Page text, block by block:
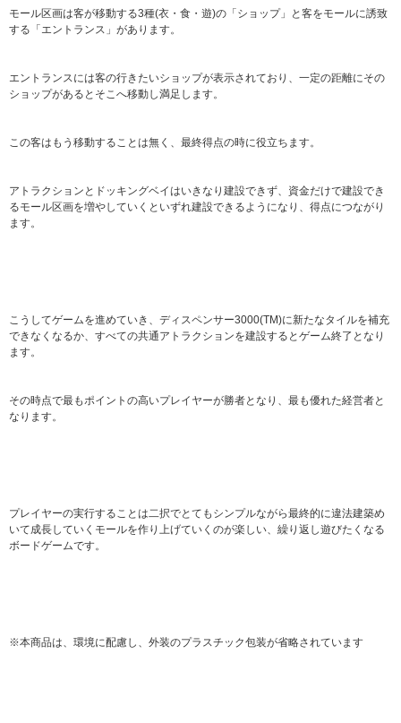
モール区画は客が移動する3種(衣・食・遊)の「ショップ」と客をモールに誘致
する「エントランス」があります。
エントランスには客の行きたいショップが表示されており、一定の距離にその
ショップがあるとそこへ移動し満足します。
この客はもう移動することは無く、最終得点の時に役立ちます。
アトラクションとドッキングベイはいきなり建設できず、資金だけで建設でき
るモール区画を増やしていくといずれ建設できるようになり、得点につながり
ます。
こうしてゲームを進めていき、ディスペンサー3000(TM)に新たなタイルを補充
できなくなるか、すべての共通アトラクションを建設するとゲーム終了となり
ます。
その時点で最もポイントの高いプレイヤーが勝者となり、最も優れた経営者と
なります。
プレイヤーの実行することは二択でとてもシンプルながら最終的に違法建築め
いて成長していくモールを作り上げていくのが楽しい、繰り返し遊びたくなる
ボードゲームです。
※本商品は、環境に配慮し、外装のプラスチック包装が省略されています